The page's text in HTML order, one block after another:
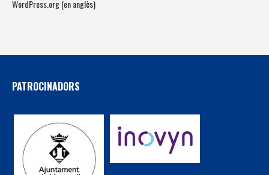
WordPress.org (en anglès)
PATROCINADORS